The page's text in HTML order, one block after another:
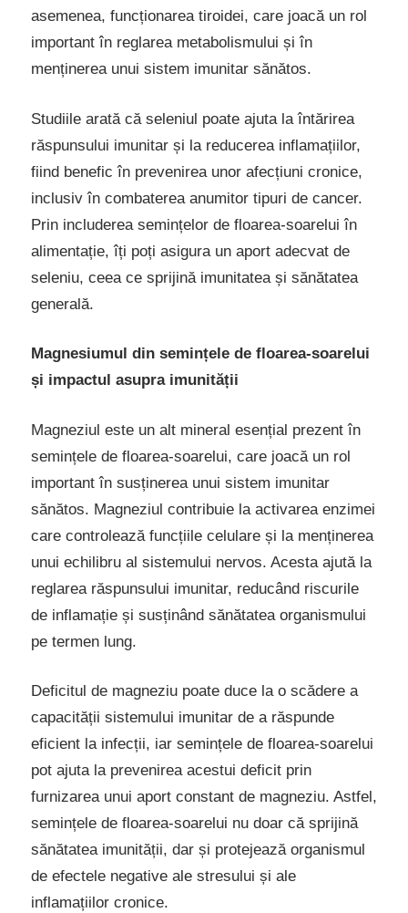
asemenea, funcționarea tiroidei, care joacă un rol
important în reglarea metabolismului și în
menținerea unui sistem imunitar sănătos.
Studiile arată că seleniul poate ajuta la întărirea
răspunsului imunitar și la reducerea inflamațiilor,
fiind benefic în prevenirea unor afecțiuni cronice,
inclusiv în combaterea anumitor tipuri de cancer.
Prin includerea semințelor de floarea-soarelui în
alimentație, îți poți asigura un aport adecvat de
seleniu, ceea ce sprijină imunitatea și sănătatea
generală.
Magnesiumul din semințele de floarea-soarelui
și impactul asupra imunității
Magneziul este un alt mineral esențial prezent în
semințele de floarea-soarelui, care joacă un rol
important în susținerea unui sistem imunitar
sănătos. Magneziul contribuie la activarea enzimei
care controlează funcțiile celulare și la menținerea
unui echilibru al sistemului nervos. Acesta ajută la
reglarea răspunsului imunitar, reducând riscurile
de inflamație și susținând sănătatea organismului
pe termen lung.
Deficitul de magneziu poate duce la o scădere a
capacității sistemului imunitar de a răspunde
eficient la infecții, iar semințele de floarea-soarelui
pot ajuta la prevenirea acestui deficit prin
furnizarea unui aport constant de magneziu. Astfel,
semințele de floarea-soarelui nu doar că sprijină
sănătatea imunității, dar și protejează organismul
de efectele negative ale stresului și ale
inflamațiilor cronice.